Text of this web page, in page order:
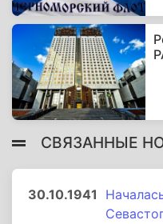
СВЯЗАННЫЕ
30.10.1941